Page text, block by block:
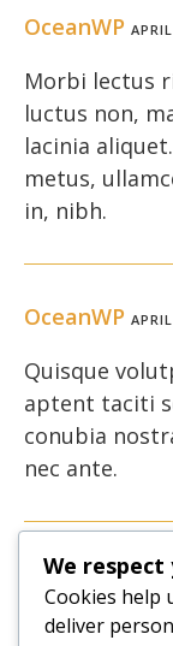
OceanWP
Morbi lectus
luctus non,
lacinia
metus,
in, nibh.
OceanWP
Quisque
aptent taciti
conubia
nec ante.
OceanWP
Vestibulum
We
Cookies help
deliver